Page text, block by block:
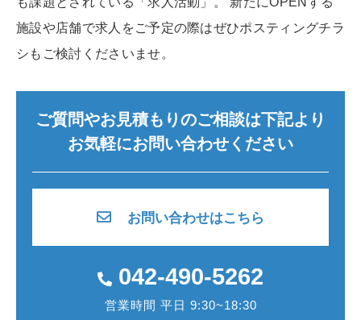
施設や店舗で求人をご予定の際はぜひポスティングチラ
シもご検討くださいませ。
ご質問やお見積もりのご相談は下記より
お気軽にお問い合わせください
お問い合わせはこちら
042-490-5262
営業時間 平日 9:30~18:30